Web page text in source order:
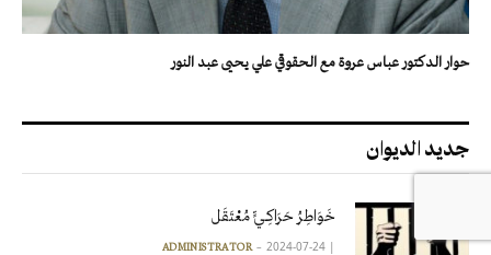
حوار الدكتور عباس عروة مع الحقوقي علي يحيى عبد النور
جديد الديوان
خَوَاطِرُ حَرَاكِـيٍّ مُعْتَقَل
|
ADMINISTRATOR 2024-07-24